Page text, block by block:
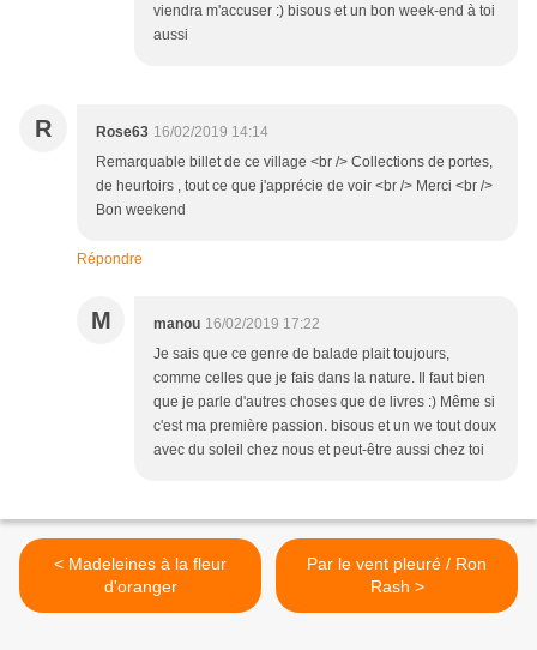
viendra m'accuser :) bisous et un bon week-end à toi
aussi
R Rose63 16/02/2019 14:14
Remarquable billet de ce village <br /> Collections de portes,
de heurtoirs , tout ce que j'apprécie de voir <br /> Merci <br />
Bon weekend
Répondre
M manou 16/02/2019 17:22
Je sais que ce genre de balade plait toujours,
comme celles que je fais dans la nature. Il faut bien
que je parle d'autres choses que de livres :) Même si
c'est ma première passion. bisous et un we tout doux
avec du soleil chez nous et peut-être aussi chez toi
< Madeleines à la fleur
d'oranger
Par le vent pleuré / Ron
Rash >